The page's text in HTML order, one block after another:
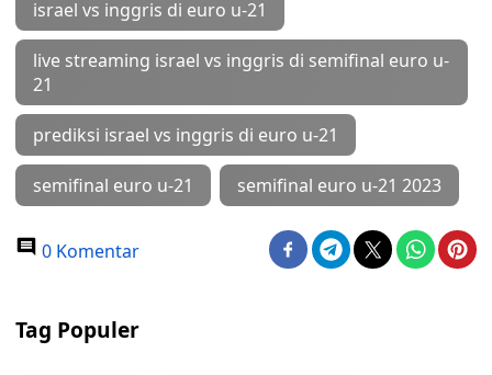
israel vs inggris di euro u-21
live streaming israel vs inggris di semifinal euro u-
21
prediksi israel vs inggris di euro u-21
semifinal euro u-21 semifinal euro u-21 2023
0 Komentar
Tag Populer